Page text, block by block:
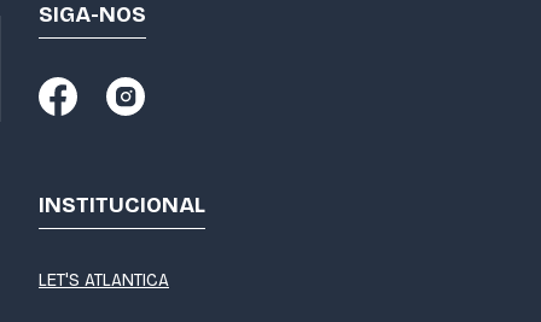
SIGA-NOS
INSTITUCIONAL
LET'S ATLANTICA